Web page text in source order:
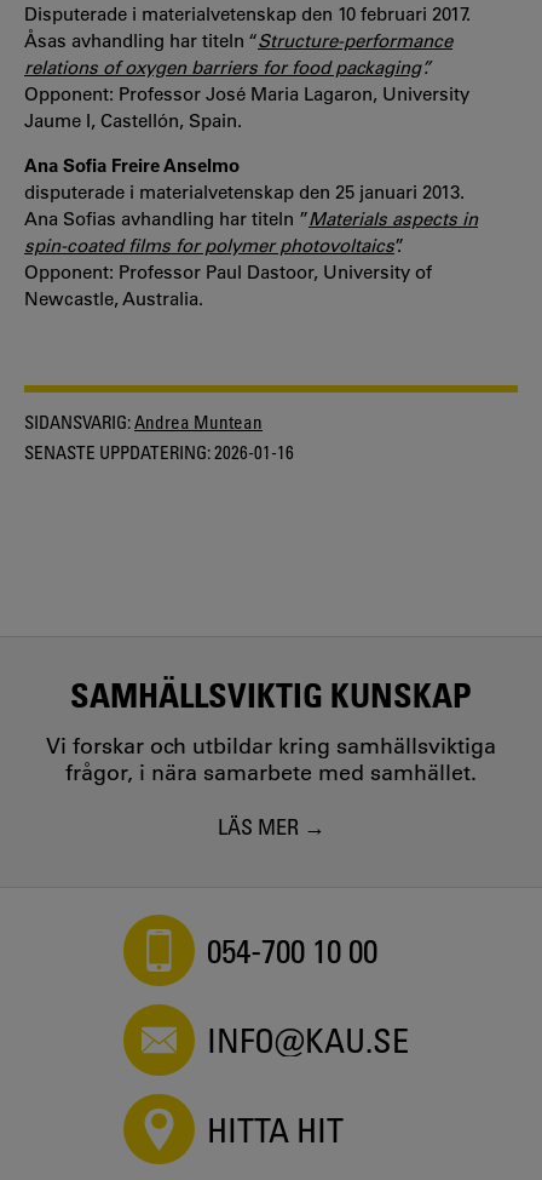
Disputerade i materialvetenskap den 10 februari 2017.
Åsas avhandling har titeln “Structure-performance
relations of oxygen barriers for food packaging”.
Opponent: Professor José Maria Lagaron, University
Jaume I, Castellón, Spain.
Ana Sofia Freire Anselmo
disputerade i materialvetenskap den 25 januari 2013.
Ana Sofias avhandling har titeln ”Materials aspects in
spin-coated films for polymer photovoltaics”.
Opponent: Professor Paul Dastoor, University of
Newcastle, Australia.
SIDANSVARIG: Andrea Muntean
SENASTE UPPDATERING:2026-01-16
SAMHÄLLSVIKTIG KUNSKAP
Vi forskar och utbildar kring samhällsviktiga
frågor, i nära samarbete med samhället.
LÄS MER
054-700 10 00
INFO@KAU.SE
HITTA HIT